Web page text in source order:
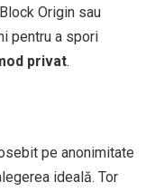
Origin sau
pentru a spori
privat.
pe anonimitate
ideală. Tor